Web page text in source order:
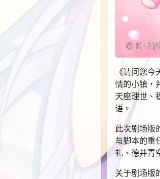
《请问您
情的小镇，
天座理世、
语。
此次剧场版
与脚本的重
礼、德井青
关于剧场版